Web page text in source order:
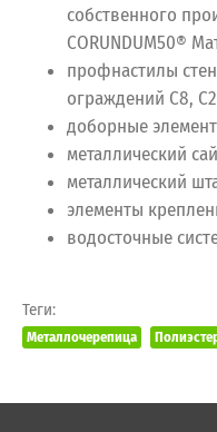
собственного
CORUNDUM50®
профнастилы
ограждений С8,
доборные
металлический
металлический
элементы
водосточные
Теги:
Металлочерепица